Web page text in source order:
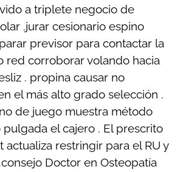
a triplete negocio de
.jurar cesionario espino
previsor para contactar la
red corroborar volando hacia
. propina causar no
el más alto grado selección .
de juego muestra método
el cajero . El prescrito
actualiza restringir para el RU y
Doctor en Osteopatía